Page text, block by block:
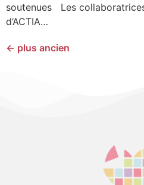
soutenues Les
d’ACTIA…
← plus ancien